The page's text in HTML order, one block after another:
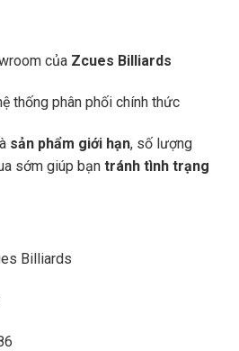
của Zcues Billiards
thống phân phối chính thức
sản phẩm giới hạn, số lượng
sớm giúp bạn tránh tình trạng
Billiards